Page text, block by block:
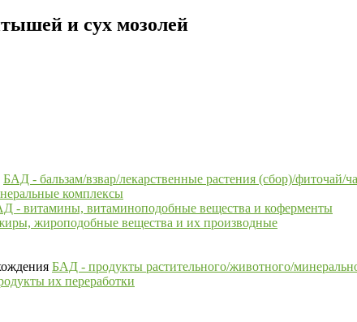
и сух мозолей
БАД - бальзам/взвар/лекарственные растения (сбор)/фиточай/
комплексы
- витамины, витаминоподобные вещества и коферменты
жироподобные вещества и их производные
БАД - продукты растительного/животного/
их переработки